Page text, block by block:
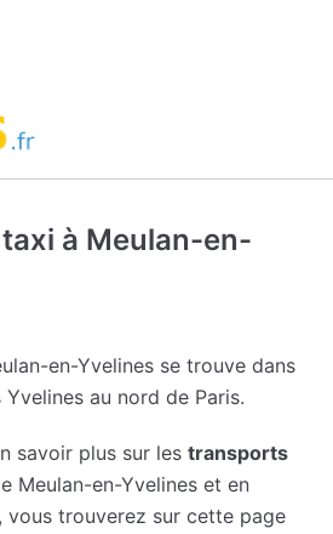
à Meulan-en-
en-Yvelines se trouve dans
au nord de Paris.
savoir plus sur lestransports
Meulan-en-Yvelines et en
, vous trouverez sur cette page